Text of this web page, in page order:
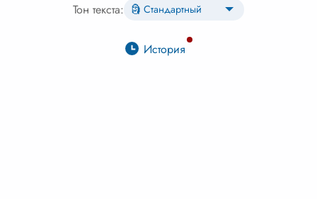
Тон текста:
История